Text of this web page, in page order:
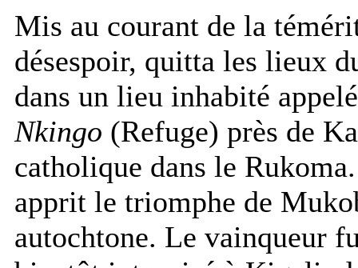
Mis au courant de la
désespoir, quitta les lieux
dans un lieu inhabité
Nkingo (Refuge) près de
catholique dans le
apprit le triomphe de
autochtone. Le vainqueur